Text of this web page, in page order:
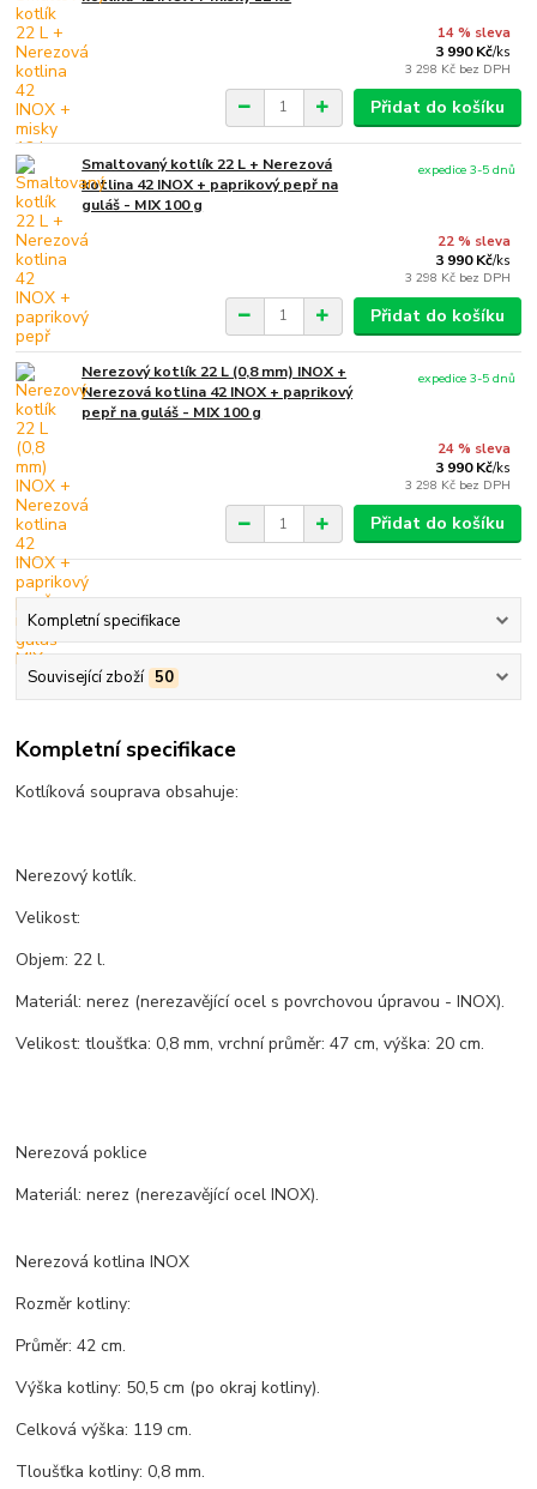
14 % sleva
3 990 Kč/ks
3 298 Kč bez DPH
Přidat do košíku
Smaltovaný kotlík 22 L + Nerezová
kotlina 42 INOX + paprikový pepř na
guláš - MIX 100 g
22 % sleva
3 990 Kč/ks
3 298 Kč bez DPH
expedice 3-5 dnů
Přidat do košíku
Nerezový kotlík 22 L (0,8 mm) INOX +
Nerezová kotlina 42 INOX + paprikový
pepř na guláš - MIX 100 g
24 % sleva
3 990 Kč/ks
3 298 Kč bez DPH
expedice 3-5 dnů
Přidat do košíku
Kompletní specifikace
Související zboží 50
Kompletní specifikace
Kotlíková souprava obsahuje:
Nerezový kotlík.
Velikost:
Objem: 22 l.
Materiál: nerez (nerezavějící ocel s povrchovou úpravou - INOX).
Velikost: tloušťka: 0,8 mm, vrchní průměr: 47 cm, výška: 20 cm.
Nerezová poklice
Materiál: nerez (nerezavějící ocel INOX).
Nerezová kotlina INOX
Rozměr kotliny:
Průměr: 42 cm.
Výška kotliny: 50,5 cm (po okraj kotliny).
Celková výška: 119 cm.
Tloušťka kotliny: 0,8 mm.